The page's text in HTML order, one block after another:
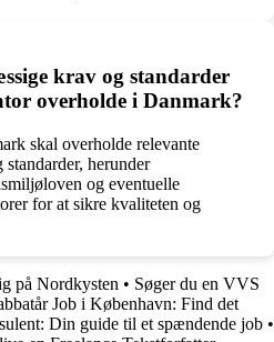
krav og standarder
overholde i Danmark?
skal overholde relevante
herunder
og eventuelle
for at sikre kvaliteten og
på Nordkysten • Søger du en VVS
Job i København: Find det
Din guide til et spændende job •